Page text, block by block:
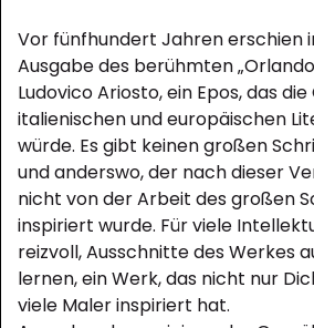
Vor fünfhundert Jahren erschien
Ausgabe des berühmten
Ludovico Ariosto, ein Epos, das
italienischen und europäischen
würde. Es gibt keinen großen
und anderswo, der nach dieser
nicht von der Arbeit des großen
inspiriert wurde. Für viele
reizvoll, Ausschnitte des Werkes
lernen, ein Werk, das nicht nur
viele Maler inspiriert hat.